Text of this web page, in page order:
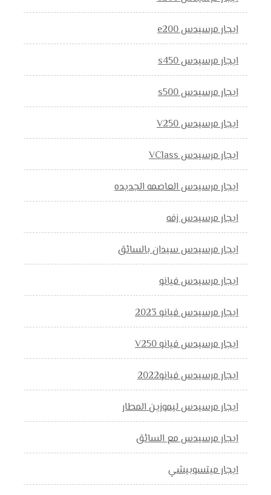
ايجار مرسيدس e200
ايجار مرسيدس s450
ايجار مرسيدس s500
ايجار مرسيدس V250
ايجار مرسيدس VClass
ايجار مرسيدس العاصمه الجديده
ايجار مرسيدس زفه
ايجار مرسيدس سيدان بالسائق
ايجار مرسيدس فيانو
ايجار مرسيدس فيانو 2023
ايجار مرسيدس فيانو V250
ايجار مرسيدس فيانو2022
ايجار مرسيدس ليموزين المطار
ايجار مرسيدس مع السائق
ايجار ميتسوبيشي